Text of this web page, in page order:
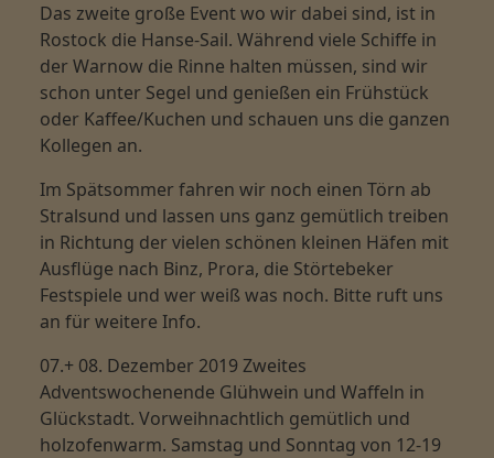
Das zweite große Event wo wir dabei sind, ist in
Rostock die Hanse-Sail. Während viele Schiffe in
der Warnow die Rinne halten müssen, sind wir
schon unter Segel und genießen ein Frühstück
oder Kaffee/Kuchen und schauen uns die ganzen
Kollegen an.
Im Spätsommer fahren wir noch einen Törn ab
Stralsund und lassen uns ganz gemütlich treiben
in Richtung der vielen schönen kleinen Häfen mit
Ausflüge nach Binz, Prora, die Störtebeker
Festspiele und wer weiß was noch. Bitte ruft uns
an für weitere Info.
07.+ 08. Dezember 2019 Zweites
Adventswochenende Glühwein und Waffeln in
Glückstadt. Vorweihnachtlich gemütlich und
holzofenwarm. Samstag und Sonntag von 12-19